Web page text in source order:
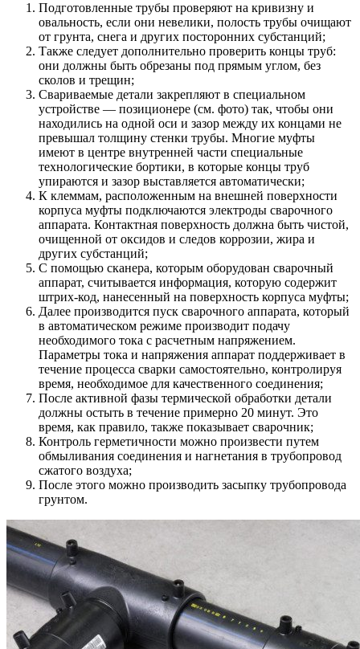
Подготовленные трубы проверяют на кривизну и
овальность, если они невелики, полость трубы очищают
от грунта, снега и других посторонних субстанций;
Также следует дополнительно проверить концы труб:
они должны быть обрезаны под прямым углом, без
сколов и трещин;
Свариваемые детали закрепляют в специальном
устройстве — позиционере (см. фото) так, чтобы они
находились на одной оси и зазор между их концами не
превышал толщину стенки трубы. Многие муфты
имеют в центре внутренней части специальные
технологические бортики, в которые концы труб
упираются и зазор выставляется автоматически;
К клеммам, расположенным на внешней поверхности
корпуса муфты подключаются электроды сварочного
аппарата. Контактная поверхность должна быть чистой,
очищенной от оксидов и следов коррозии, жира и
других субстанций;
С помощью сканера, которым оборудован сварочный
аппарат, считывается информация, которую содержит
штрих-код, нанесенный на поверхность корпуса муфты;
Далее производится пуск сварочного аппарата, который
в автоматическом режиме производит подачу
необходимого тока с расчетным напряжением.
Параметры тока и напряжения аппарат поддерживает в
течение процесса сварки самостоятельно, контролируя
время, необходимое для качественного соединения;
После активной фазы термической обработки детали
должны остыть в течение примерно 20 минут. Это
время, как правило, также показывает сварочник;
Контроль герметичности можно произвести путем
обмыливания соединения и нагнетания в трубопровод
сжатого воздуха;
После этого можно производить засыпку трубопровода
грунтом.